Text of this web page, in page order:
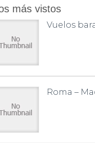
más vistos
Vuelos
Roma –